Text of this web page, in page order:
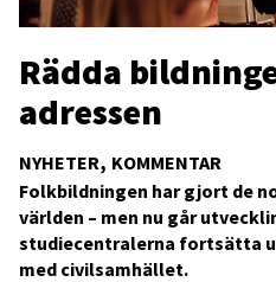
NYHETER KOMMENTAR
Rädda
adressen
Folkbildningen har gjort de
världen – men nu går
studiecentralerna fortsätta
med civilsamhället.